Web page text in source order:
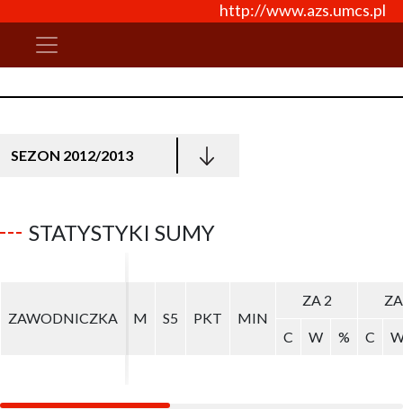
http://www.azs.umcs.pl
SEZON 2012/2013
STATYSTYKI SUMY
ZAWODNICZKA M S5 PKT MIN
ZA 2
C W % C
ZAWODNICZKA M S5 PKT MIN
ZA 2
C W % C